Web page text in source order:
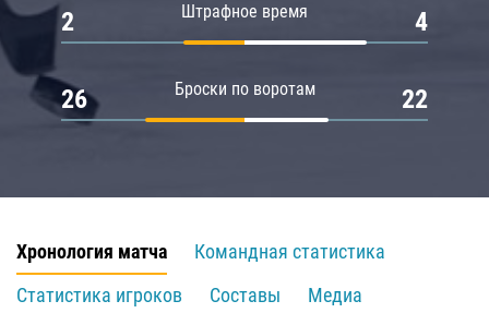
Штрафное время
2 4
Броски по воротам
26 22
Хронология матча
Командная статистика
Статистика игроков
Составы
Медиа